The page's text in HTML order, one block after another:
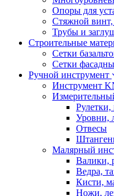
Опоры для
Стяжной
Трубы и
Строительные
Сетки
Сетки
Ручной инструмент
Инструмент
Уровни,
Отвесы
Малярный
Валики,
Ведра,
Кисти,
Ножи,